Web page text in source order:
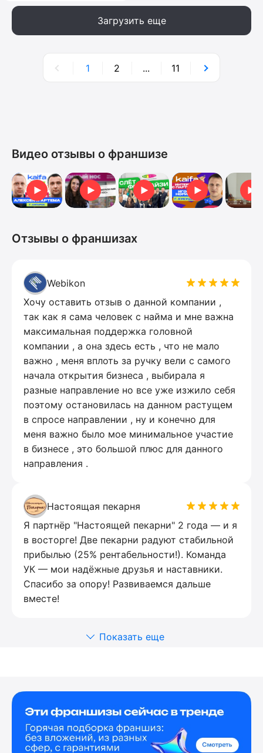
Загрузить еще
1 2 ... 11
Видео отзывы о франшизе
ВидеоотзывОтзыв от Анна
Видеоотзыв
Отзыв
Отзыв
Отзывы о франшизах
Webikon
Хочу оставить отзыв о данной компании ,
так как я сама человек с найма и мне важна
максимальная поддержка головной
компании , а она здесь есть , что не мало
важно , меня вплоть за ручку вели с самого
начала открытия бизнеса , выбирала я
разные направление но все уже изжило себя
поэтому остановилась на данном растущем
в спросе направлении , ну и конечно для
меня важно было мое минимальное участие
в бизнесе , это большой плюс для данного
направления .
Настоящая пекарня
Я партнёр "Настоящей пекарни" 2 года — и я
в восторге! Две пекарни радуют стабильной
прибылью (25% рентабельности!). Команда
УК — мои надёжные друзья и наставники.
Спасибо за опору! Развиваемся дальше
вместе!
Показать еще